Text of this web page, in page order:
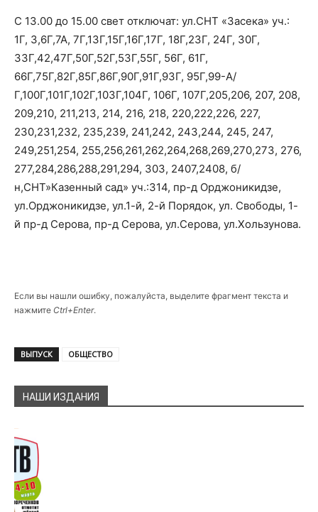
С 13.00 до 15.00 свет отключат: ул.СНТ «Засека» уч.:
1Г, 3,6Г,7А, 7Г,13Г,15Г,16Г,17Г, 18Г,23Г, 24Г, 30Г,
33Г,42,47Г,50Г,52Г,53Г,55Г, 56Г, 61Г,
66Г,75Г,82Г,85Г,86Г,90Г,91Г,93Г, 95Г,99-А/
Г,100Г,101Г,102Г,103Г,104Г, 106Г, 107Г,205,206, 207, 208,
209,210, 211,213, 214, 216, 218, 220,222,226, 227,
230,231,232, 235,239, 241,242, 243,244, 245, 247,
249,251,254, 255,256,261,262,264,268,269,270,273, 276,
277,284,286,288,291,294, 303, 2407,2408, б/
н,СНТ»Казенный сад» уч.:314, пр-д Орджоникидзе,
ул.Орджоникидзе, ул.1-й, 2-й Порядок, ул. Свободы, 1-
й пр-д Серова, пр-д Серова, ул.Серова, ул.Хользунова.
Если вы нашли ошибку, пожалуйста, выделите фрагмент текста и
нажмите Ctrl+Enter.
ВЫПУСК ОБЩЕСТВО
НАШИ ИЗДАНИЯ